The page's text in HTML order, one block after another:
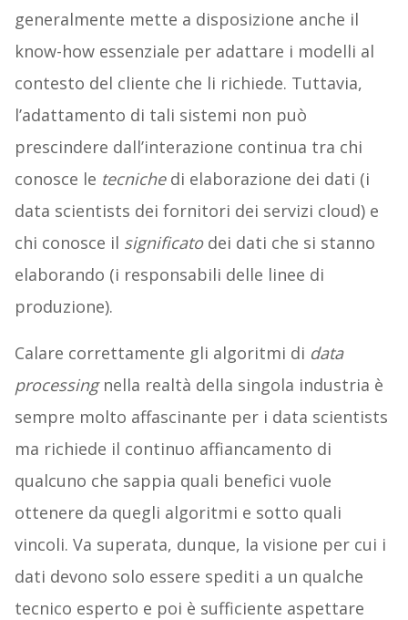
generalmente mette a disposizione anche il
know-how essenziale per adattare i modelli al
contesto del cliente che li richiede. Tuttavia,
l’adattamento di tali sistemi non può
prescindere dall’interazione continua tra chi
conosce le tecnichedi elaborazione dei dati (i
data scientists dei fornitori dei servizi cloud) e
chi conosce il significatodei dati che si stanno
elaborando (i responsabili delle linee di
produzione).
Calare correttamente gli algoritmi di data
processingnella realtà della singola industria è
sempre molto affascinante per i data scientists
ma richiede il continuo affiancamento di
qualcuno che sappia quali benefici vuole
ottenere da quegli algoritmi e sotto quali
vincoli. Va superata, dunque, la visione per cui i
dati devono solo essere spediti a un qualche
tecnico esperto e poi è sufficiente aspettare